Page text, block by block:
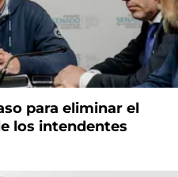
para eliminar el
los intendentes